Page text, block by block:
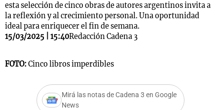
esta selección de cinco obras de autores argentinos invita a
la reflexión y al crecimiento personal. Una oportunidad
ideal para enriquecer el fin de semana.
15/03/2025 | 15:40Redacción Cadena 3
FOTO: Cinco libros imperdibles
Mirá las notas de Cadena 3 en Google
News